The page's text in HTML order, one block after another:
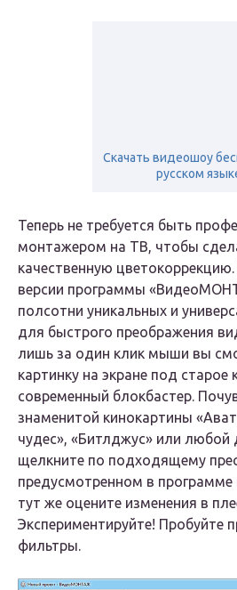
Скачать видеошоу
русском
Теперь не требуется быть
монтажером на ТВ, чтобы
качественную
версии программы
полсотни уникальных и
для быстрого преображения
лишь за один клик мыши вы
картинку на экране под
современный блокбастер.
знаменитой кинокартины
чудес», «Битлджус» или любой
щелкните по подходящему
предусмотренном в программе
тут же оцените изменения в
Экспериментируйте! Пробуйте
фильтры.